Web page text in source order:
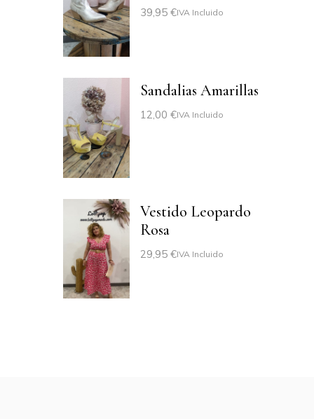
39,95 €IVA Incluido
Sandalias Amarillas
12,00 €IVA Incluido
Vestido Leopardo
Rosa
29,95 €IVA Incluido